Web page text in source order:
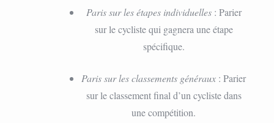
Paris sur les étapes individuelles: Parier
sur le cycliste qui gagnera une étape
spécifique.
Paris sur les classements généraux : Parier
sur le classement final d’un cycliste dans
une compétition.